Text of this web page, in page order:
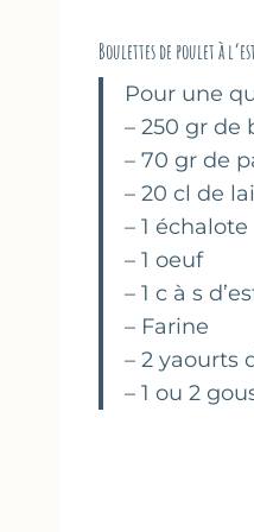
Boulettes de poulet à
Pour une
– 250 gr de
– 70 gr de
– 20 cl de
– 1 échalote
– 1 oeuf
– 1 c à s
– Farine
– 2 yaourts
– 1 ou 2